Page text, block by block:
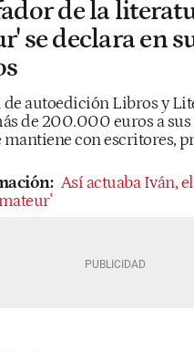
de la
se declara en
autoedición Libros y
de 200.000 euros a sus
mantiene con escritores,
Así actuaba Iván,